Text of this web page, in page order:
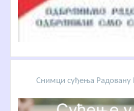
Снимци суђења Радовану